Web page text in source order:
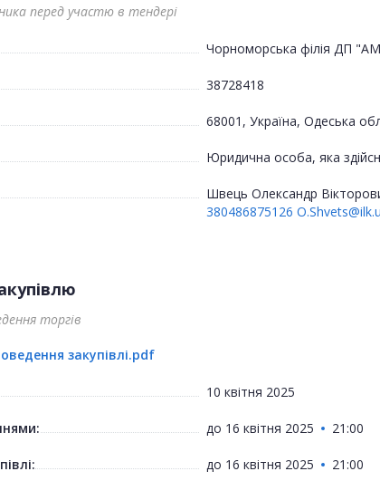
перед участю в тендері
Чорноморська філія ДП
38728418
68001, Україна, Одеська
Юридична особа, яка
Швець Олександр
380486875126
торгів
закупівлі.pdf
10 квітня 2025
до 16 квітня 2025 21:00
до 16 квітня 2025 21:00